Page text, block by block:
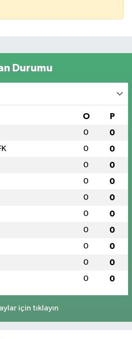
Durumu
O P
0 0
0 0
0 0
0 0
0 0
0 0
0 0
0 0
0 0
0 0
için tıklayın